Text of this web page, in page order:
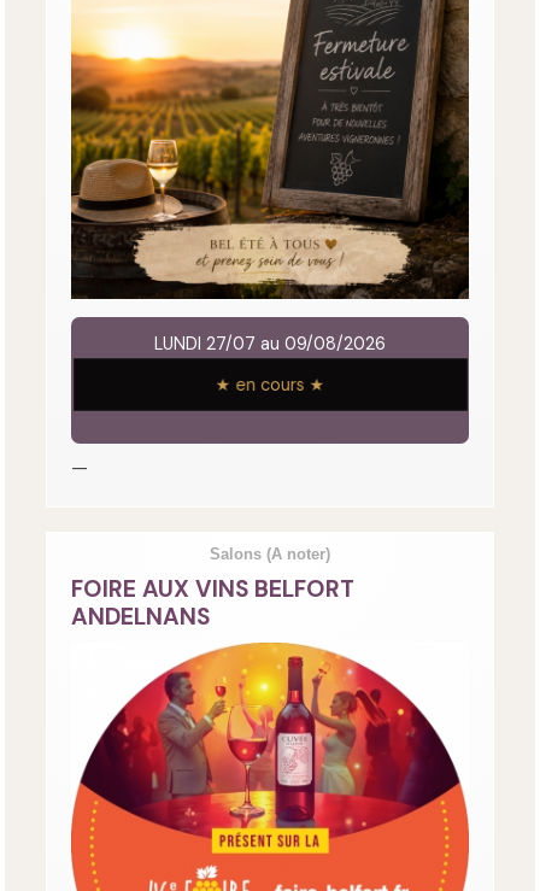
LUNDI 27/07 au 09/08/2026
★ en cours ★
—
Salons (A noter)
FOIRE AUX VINS BELFORT
ANDELNANS